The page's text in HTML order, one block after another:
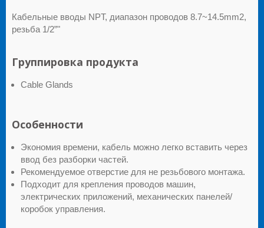
Кабельные вводы NPT, диапазон проводов 8.7~14.5mm2,
резьба 1/2”"
Группировка продукта
Cable Glands
Особенности
Экономия времени, кабель можно легко вставить через
ввод без разборки частей.
Рекомендуемое отверстие для не резьбового монтажа.
Подходит для крепления проводов машин,
электрических приложений, механических панелей/
коробок управления.